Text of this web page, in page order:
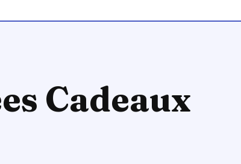
Cadeaux